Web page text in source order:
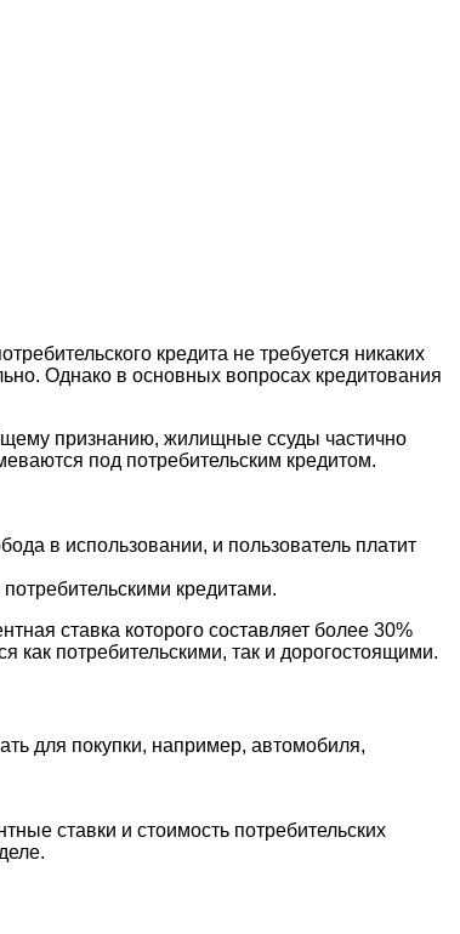
кредита не требуется никаких
Однако в основных вопросах кредитования
признанию, жилищные ссуды частично
под потребительским кредитом.
в использовании, и пользователь платит
кредитами.
ставка которого составляет более 30%
потребительскими, так и дорогостоящими.
для покупки, например, автомобиля,
ставки и стоимость потребительских